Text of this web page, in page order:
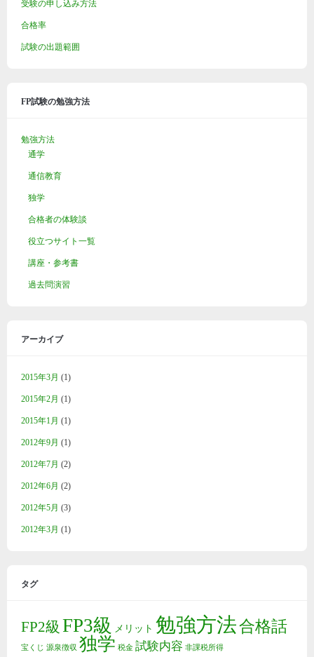
受験の申し込み方法
合格率
試験の出題範囲
FP試験の勉強方法
勉強方法
通学
通信教育
独学
合格者の体験談
役立つサイト一覧
講座・参考書
過去問演習
アーカイブ
2015年3月 (1)
2015年2月 (1)
2015年1月 (1)
2012年9月 (1)
2012年7月 (2)
2012年6月 (2)
2012年5月 (3)
2012年3月 (1)
タグ
FP2級 FP3級 メリット 勉強方法合格話
宝くじ 源泉徴収 独学 税金 試験内容 非課税所得